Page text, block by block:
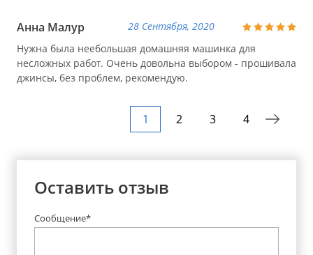
Анна Малур
28 Сентября, 2020
Нужна была неебольшая домашняя машинка для
несложных работ. Очень довольна выбором - прошивала
джинсы, без проблем, рекомендую.
1 2 3 4
Оставить отзыв
Сообщение*